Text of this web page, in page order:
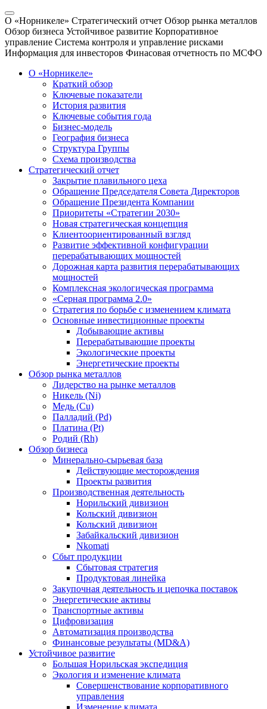
О «Норникеле» Стратегический отчет Обзор рынка металлов
Обзор бизнеса Устойчивое развитие Корпоративное
управление Система контроля и управление рисками
Информация для инвесторов Финасовая отчетность по МСФО
О «Норникеле»
Краткий обзор
Ключевые показатели
История развития
Ключевые события года
Бизнес-модель
География бизнеса
Структура Группы
Схема производства
Стратегический отчет
Закрытие плавильного цеха
Обращение Председателя Совета Директоров
Обращение Президента Компании
Приоритеты «Стратегии 2030»
Новая стратегическая концепция
Клиентоориентированный взгляд
Развитие эффективной конфигурации
перерабатывающих мощностей
Дорожная карта развития перерабатывающих
мощностей
Комплексная экологическая программа
«Серная программа 2.0»
Стратегия по борьбе с изменением климата
Основные инвестиционные проекты
Добывающие активы
Перерабатывающие проекты
Экологические проекты
Энергетические проекты
Обзор рынка металлов
Лидерство на рынке металлов
Никель (Ni)
Медь (Cu)
Палладий (Pd)
Платина (Pt)
Родий (Rh)
Обзор бизнеса
Минерально-сырьевая база
Действующие месторождения
Проекты развития
Производственная деятельность
Норильский дивизион
Кольский дивизион
Кольский дивизион
Забайкальский дивизион
Nkomati
Сбыт продукции
Сбытовая стратегия
Продуктовая линейка
Закупочная деятельность и цепочка поставок
Энергетические активы
Транспортные активы
Цифровизация
Автоматизация производства
Финансовые результаты (MD&A)
Устойчивое развитие
Большая Норильская экспедиция
Экология и изменение климата
Совершенствование корпоративного
управления
Изменение климата